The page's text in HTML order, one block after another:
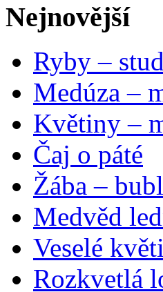
Nejnovější
Ryby –
Medúza –
Květiny –
Čaj o páté
Žába –
Medvěd
Veselé
Rozkvetlá